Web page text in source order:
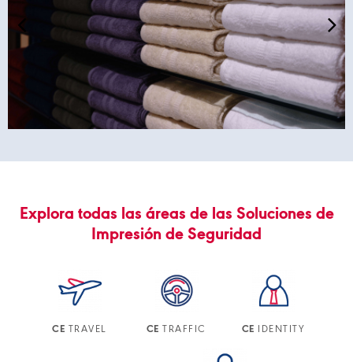
Explora todas las áreas de las Soluciones de
Impresión de Seguridad
CE TRAVEL CE TRAFFIC CE IDENTITY